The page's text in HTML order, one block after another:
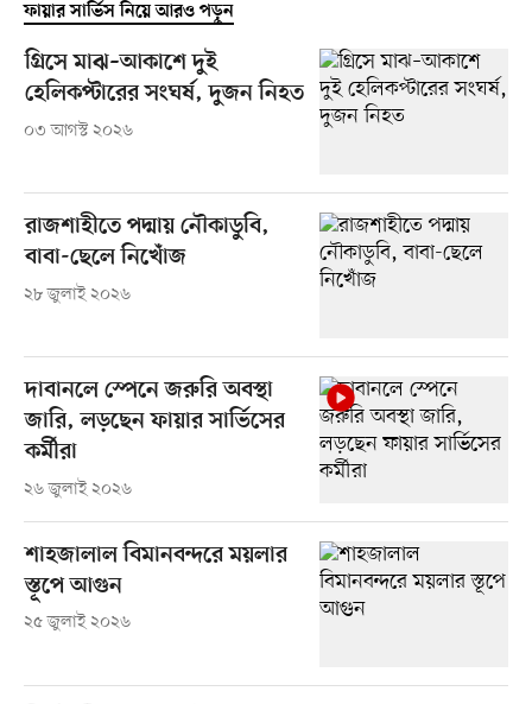
ফায়ার সার্ভিস নিয়ে আরও পড়ুন
গ্রিসে মাঝ–আকাশে দুই
হেলিকপ্টারের সংঘর্ষ, দুজন নিহত
০৩ আগস্ট ২০২৬
রাজশাহীতে পদ্মায় নৌকাডুবি,
বাবা-ছেলে নিখোঁজ
২৮ জুলাই ২০২৬
দাবানলে স্পেনে জরুরি অবস্থা
জারি, লড়ছেন ফায়ার সার্ভিসের
কর্মীরা
২৬ জুলাই ২০২৬
শাহজালাল বিমানবন্দরে ময়লার
স্তূপে আগুন
২৫ জুলাই ২০২৬